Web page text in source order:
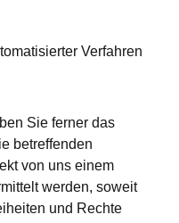
Verfahren
Sie ferner das
betreffenden
von uns einem
werden, soweit
und Rechte